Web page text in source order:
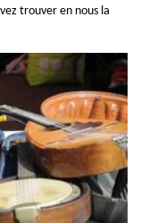
trouver en nous la